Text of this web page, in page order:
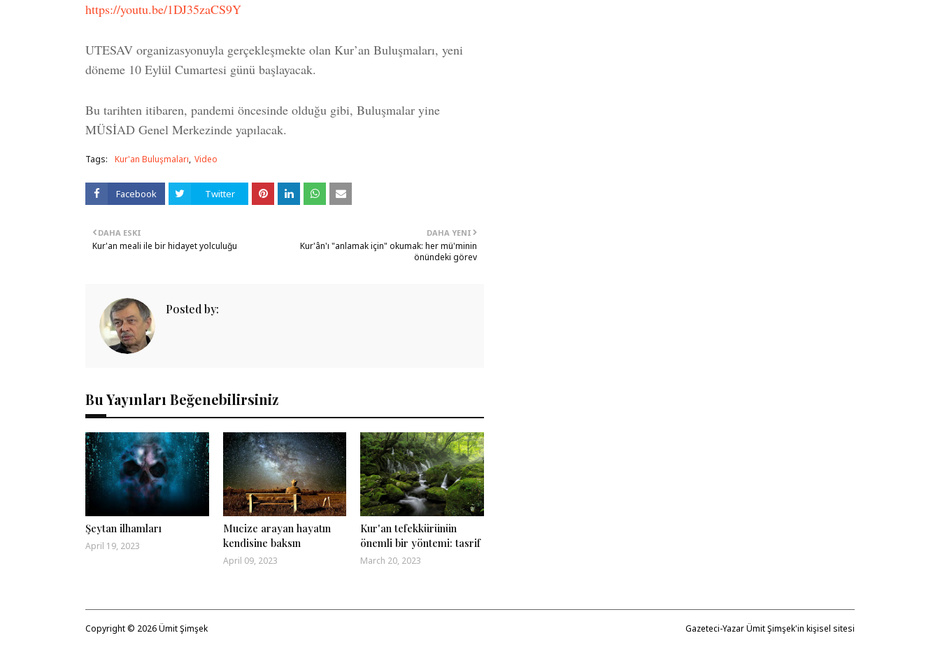
https://youtu.be/1DJ35zaCS9Y
UTESAV organizasyonuyla gerçekleşmekte olan Kur’an Buluşmaları, yeni
döneme 10 Eylül Cumartesi günü başlayacak.
Bu tarihten itibaren, pandemi öncesinde olduğu gibi, Buluşmalar yine
MÜSİAD Genel Merkezinde yapılacak.
Tags: Kur'an Buluşmaları Video
Facebook Twitter
DAHA YENI
Kur'ân'ı "anlamak için" okumak: her mü'minin
önündeki görev
DAHA ESKI
Kur'an meali ile bir hidayet yolculuğu
Posted by:
Bu Yayınları Beğenebilirsiniz
Şeytan ilhamları
April 19, 2023
Mucize arayan hayatın
kendisine baksın
April 09, 2023
Kur'an tefekkürünün
önemli bir yöntemi: tasrif
March 20, 2023
Gazeteci-Yazar Ümit Şimşek'in kişisel sitesi
Copyright © 2026Ümit Şimşek